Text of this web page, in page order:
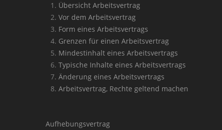
Übersicht Arbeitsvertrag
Vor dem Arbeitsvertrag
Form eines Arbeitsvertrags
Grenzen für einen Arbeitsvertrag
Mindestinhalt eines Arbeitsvertrags
Typische Inhalte eines Arbeitsvertrags
Änderung eines Arbeitsvertrags
Arbeitsvertrag, Rechte geltend machen
Aufhebungsvertrag